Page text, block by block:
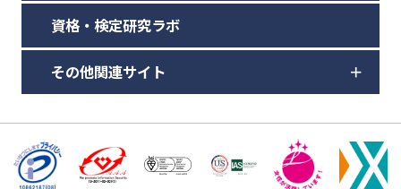
資格・検定研究ラボ
その他関連サイト